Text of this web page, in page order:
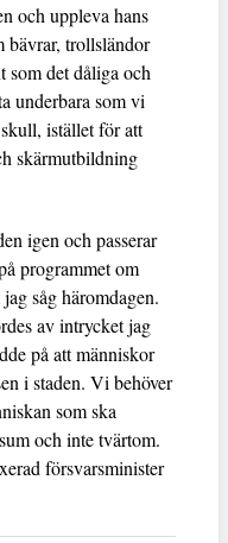
och uppleva hans
bävrar, trollsländor
som det dåliga och
underbara som vi
istället för att
skärmutbildning
igen och passerar
programmet om
såg häromdagen.
av intrycket jag
på att människor
i staden. Vi behöver
som ska
och inte tvärtom.
försvarsminister